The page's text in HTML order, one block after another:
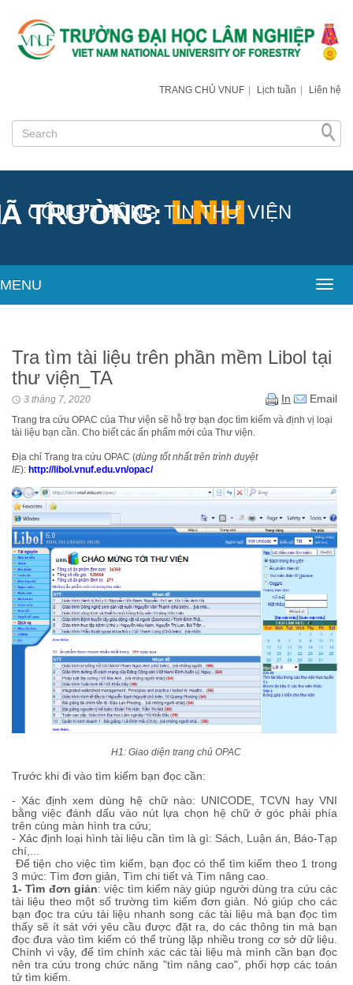
TRANG CHỦ VNUF | Lịch tuần | Liên hệ
CỔNG THÔNG TIN THƯ VIỆN
MENU
Tra tìm tài liệu trên phần mềm Libol tại
thư viện_TA
3 tháng 7, 2020 In Email
Trang tra cứu OPAC của Thư viện sẽ hỗ trợ bạn đọc tìm kiếm và định vị loại
tài liệu bạn cần. Cho biết các ấn phẩm mới của Thư viện.
Địa chỉ Trang tra cứu OPAC (dùng tốt nhất trên trình duyệt
IE): http://libol.vnuf.edu.vn/opac/
H1: Giao diện trang chủ OPAC
Trước khi đi vào tìm kiếm bạn đọc cần:
- Xác định xem dùng hệ chữ nào: UNICODE, TCVN hay VNI
bằng việc đánh dấu vào nút lựa chọn hệ chữ ở góc phải phía
trên cùng màn hình tra cứu;
- Xác định loại hình tài liệu cần tìm là gì: Sách, Luận án, Báo-Tạp
chí,...
Để tiện cho việc tìm kiếm, bạn đọc có thể tìm kiếm theo 1 trong
3 mức: Tìm đơn giản, Tìm chi tiết và Tìm nâng cao.
1- Tìm đơn giản: việc tìm kiếm này giúp người dùng tra cứu các
tài liệu theo một số trường tìm kiếm đơn giản. Nó giúp cho các
bạn đọc tra cứu tài liệu nhanh song các tài liệu mà bạn đọc tìm
thấy sẽ ít sát với yêu cầu được đặt ra, do các thông tin mà bạn
đọc đưa vào tìm kiếm có thể trùng lặp nhiều trong cơ sở dữ liệu.
Chính vì vậy, để tìm chính xác các tài liệu mà mình cần bạn đọc
nên tra cứu trong chức năng "tìm nâng cao", phối hợp các toán
tử tìm kiếm.